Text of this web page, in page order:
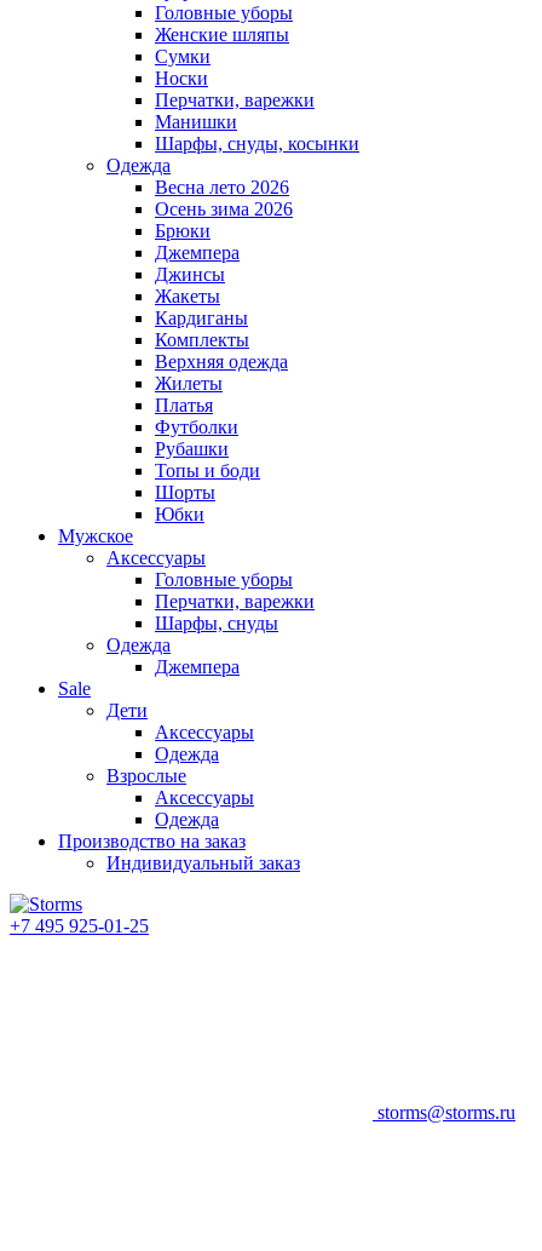
Головные уборы
Женские шляпы
Сумки
Носки
Перчатки, варежки
Манишки
Шарфы, снуды, косынки
Одежда
Весна лето 2026
Осень зима 2026
Брюки
Джемпера
Джинсы
Жакеты
Кардиганы
Комплекты
Верхняя одежда
Жилеты
Платья
Футболки
Рубашки
Топы и боди
Шорты
Юбки
Мужское
Аксессуары
Головные уборы
Перчатки, варежки
Шарфы, снуды
Одежда
Джемпера
Sale
Дети
Аксессуары
Одежда
Взрослые
Аксессуары
Одежда
Производство на заказ
Индивидуальный заказ
+7 495 925-01-25
storms@storms.ru